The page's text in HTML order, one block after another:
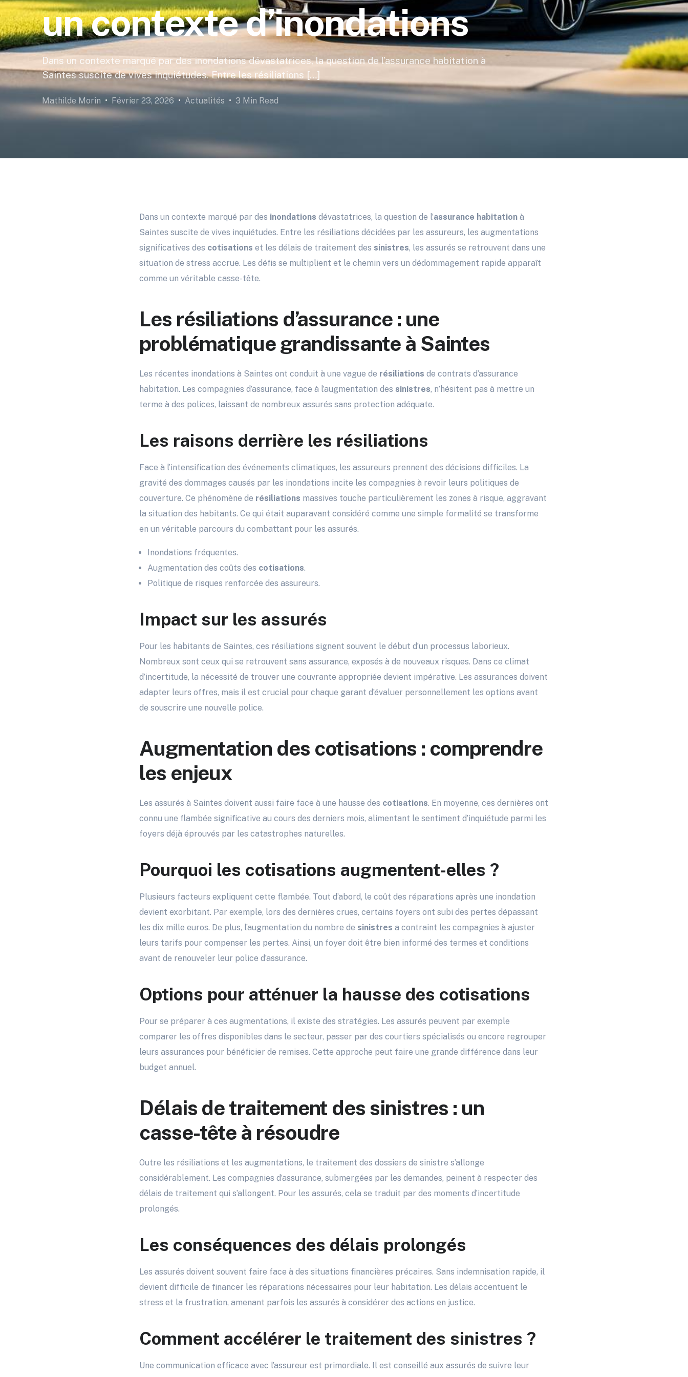
un contexte d’inondations
Dans un contexte marqué par des inondations dévastatrices, la question de l’assurance habitation à
Saintes suscite de vives inquiétudes. Entre les résiliations […]
Mathilde Morin Février 23, 2026 Actualités 3 Min Read
Dans un contexte marqué par des inondations dévastatrices, la question de l’assurance habitation à
Saintes suscite de vives inquiétudes. Entre les résiliations décidées par les assureurs, les augmentations
significatives des cotisations et les délais de traitement des sinistres, les assurés se retrouvent dans une
situation de stress accrue. Les défis se multiplient et le chemin vers un dédommagement rapide apparaît
comme un véritable casse-tête.
Les résiliations d’assurance : une
problématique grandissante à Saintes
Les récentes inondations à Saintes ont conduit à une vague de résiliations de contrats d’assurance
habitation. Les compagnies d’assurance, face à l’augmentation des sinistres, n’hésitent pas à mettre un
terme à des polices, laissant de nombreux assurés sans protection adéquate.
Les raisons derrière les résiliations
Face à l’intensification des événements climatiques, les assureurs prennent des décisions difficiles. La
gravité des dommages causés par les inondations incite les compagnies à revoir leurs politiques de
couverture. Ce phénomène de résiliations massives touche particulièrement les zones à risque, aggravant
la situation des habitants. Ce qui était auparavant considéré comme une simple formalité se transforme
en un véritable parcours du combattant pour les assurés.
Inondations fréquentes.
Augmentation des coûts des cotisations.
Politique de risques renforcée des assureurs.
Impact sur les assurés
Pour les habitants de Saintes, ces résiliations signent souvent le début d’un processus laborieux.
Nombreux sont ceux qui se retrouvent sans assurance, exposés à de nouveaux risques. Dans ce climat
d’incertitude, la nécessité de trouver une couvrante appropriée devient impérative. Les assurances doivent
adapter leurs offres, mais il est crucial pour chaque garant d’évaluer personnellement les options avant
de souscrire une nouvelle police.
Augmentation des cotisations : comprendre
les enjeux
Les assurés à Saintes doivent aussi faire face à une hausse des cotisations. En moyenne, ces dernières ont
connu une flambée significative au cours des derniers mois, alimentant le sentiment d’inquiétude parmi les
foyers déjà éprouvés par les catastrophes naturelles.
Pourquoi les cotisations augmentent-elles ?
Plusieurs facteurs expliquent cette flambée. Tout d’abord, le coût des réparations après une inondation
devient exorbitant. Par exemple, lors des dernières crues, certains foyers ont subi des pertes dépassant
les dix mille euros. De plus, l’augmentation du nombre de sinistres a contraint les compagnies à ajuster
leurs tarifs pour compenser les pertes. Ainsi, un foyer doit être bien informé des termes et conditions
avant de renouveler leur police d’assurance.
Options pour atténuer la hausse des cotisations
Pour se préparer à ces augmentations, il existe des stratégies. Les assurés peuvent par exemple
comparer les offres disponibles dans le secteur, passer par des courtiers spécialisés ou encore regrouper
leurs assurances pour bénéficier de remises. Cette approche peut faire une grande différence dans leur
budget annuel.
Délais de traitement des sinistres : un
casse-tête à résoudre
Outre les résiliations et les augmentations, le traitement des dossiers de sinistre s’allonge
considérablement. Les compagnies d’assurance, submergées par les demandes, peinent à respecter des
délais de traitement qui s’allongent. Pour les assurés, cela se traduit par des moments d’incertitude
prolongés.
Les conséquences des délais prolongés
Les assurés doivent souvent faire face à des situations financières précaires. Sans indemnisation rapide, il
devient difficile de financer les réparations nécessaires pour leur habitation. Les délais accentuent le
stress et la frustration, amenant parfois les assurés à considérer des actions en justice.
Comment accélérer le traitement des sinistres ?
Une communication efficace avec l’assureur est primordiale. Il est conseillé aux assurés de suivre leur